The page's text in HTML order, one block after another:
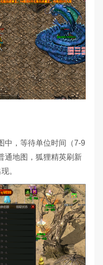
中，等待单位时间（7-9
通地图，狐狸精英刷新
。